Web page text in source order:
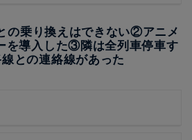
の乗り換えはできない②アニメ
を導入した③隣は全列車停車す
との連絡線があった